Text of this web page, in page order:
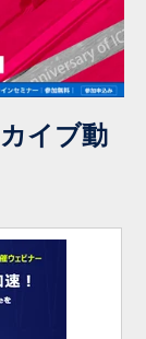
イブ動